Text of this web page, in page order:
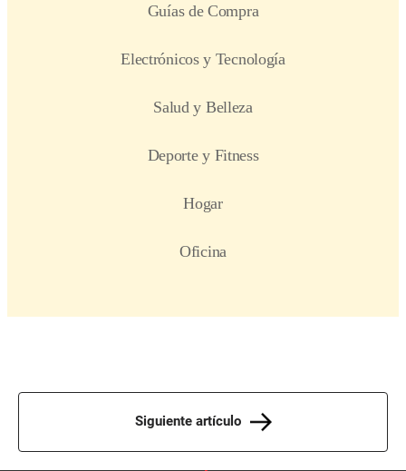
Siguiente artículo